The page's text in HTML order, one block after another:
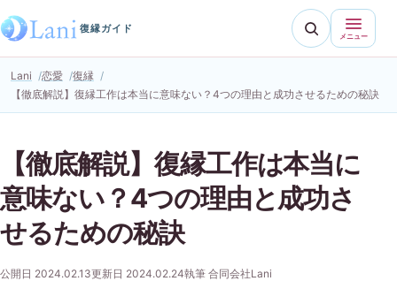
復縁ガイド
メニュー
Lani 恋愛
復縁
【徹底解説】復縁工作は本当に意味ない？4つの理由と成功させるための秘訣
【徹底解説】復縁工作は本当に
意味ない？4つの理由と成功さ
せるための秘訣
公開日 2024.02.13更新日 2024.02.24執筆 合同会社Lani